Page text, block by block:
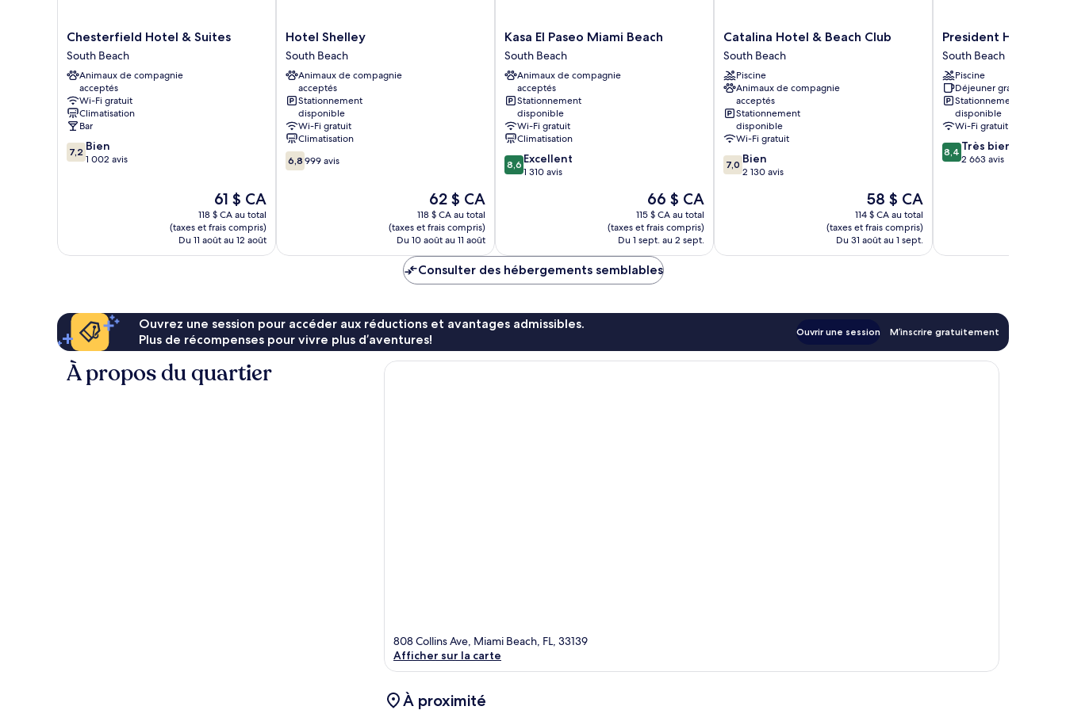
Chesterfield
Hotel
&
Suites
South
Beach
Chesterfield Hotel & Suites
South Beach
Animaux de compagnie
acceptés
Wi-Fi gratuit
Climatisation
Bar
7.2
sur
7,2 Bien
1 002 avis
Le
prix
est
de
61 $ CA
61 $ CA
118 $ CA au total
(taxes et frais compris)
Du 11 août au 12 août
Hotel
Shelley
South
Beach
Hotel Shelley
South Beach
Animaux de compagnie
acceptés
Stationnement
disponible
Wi-Fi gratuit
Climatisation
6.8
sur
6,8 999 avis
Le
prix
est
de
62 $ CA
62 $ CA
118 $ CA au total
(taxes et frais compris)
Du 10 août au 11 août
Kasa
El
Paseo
Miami
Beach
South
Beach
Kasa El Paseo Miami Beach
South Beach
Animaux de compagnie
acceptés
Stationnement
disponible
Wi-Fi gratuit
Climatisation
8.6
sur
8,6 Excellent
1 310 avis
Le
prix
est
de
66 $ CA
66 $ CA
115 $ CA au total
(taxes et frais compris)
Du 1 sept. au 2 sept.
Catalina
Hotel
&
Beach
Club
South
Beach
Catalina Hotel & Beach Club
South Beach
Piscine
Animaux de compagnie
acceptés
Stationnement
disponible
Wi-Fi gratuit
7.0
sur
7,0 Bien
2 130 avis
Le
prix
est
de
58 $ CA
58 $ CA
114 $ CA au total
(taxes et frais compris)
Du 31 août au 1 sept.
President
Hotel
South
Beach
President Hotel
South Beach
Piscine
Déjeuner gratuit
Stationnement
disponible
Wi-Fi gratuit
8.4
sur
8,4 Très bien
2 663 avis
Consulter des hébergements semblables
Ouvrez une session pour accéder aux réductions et avantages admissibles.
Plus de récompenses pour vivre plus d’aventures!
Ouvrir une session M’inscrire gratuitement
À propos du quartier
808 Collins Ave, Miami Beach, FL, 33139
Afficher sur la carte
À proximité